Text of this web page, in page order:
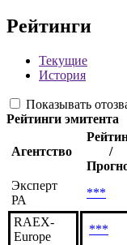
Рейтинги
Текущие
История
Показывать
Рейтинги эмитента
Агентство
/
Эксперт
РА
***
RAEX-
Europe
***